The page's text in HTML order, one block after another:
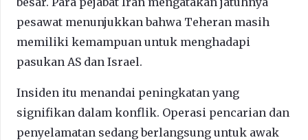
pesawat menunjukkan bahwa Teheran masih
memiliki kemampuan untuk menghadapi
pasukan AS dan Israel.
Insiden itu menandai peningkatan yang
signifikan dalam konflik. Operasi pencarian dan
penyelamatan sedang berlangsung untuk awak